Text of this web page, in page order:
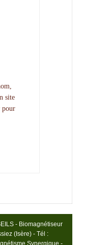
site
pour
- Biomagnétiseur
(Isère) - Tél :
Synergique -